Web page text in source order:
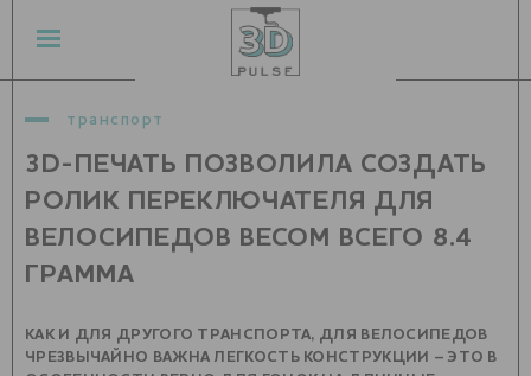
транспорт
3D-ПЕЧАТЬ ПОЗВОЛИЛА СОЗДАТЬ
РОЛИК ПЕРЕКЛЮЧАТЕЛЯ ДЛЯ
ВЕЛОСИПЕДОВ ВЕСОМ ВСЕГО 8.4
ГРАММА
КАК И ДЛЯ ДРУГОГО ТРАНСПОРТА, ДЛЯ ВЕЛОСИПЕДОВ
ЧРЕЗВЫЧАЙНО ВАЖНА ЛЕГКОСТЬ КОНСТРУКЦИИ – ЭТО В